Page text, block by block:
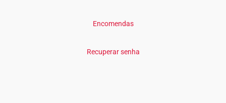
Encomendas
Recuperar senha